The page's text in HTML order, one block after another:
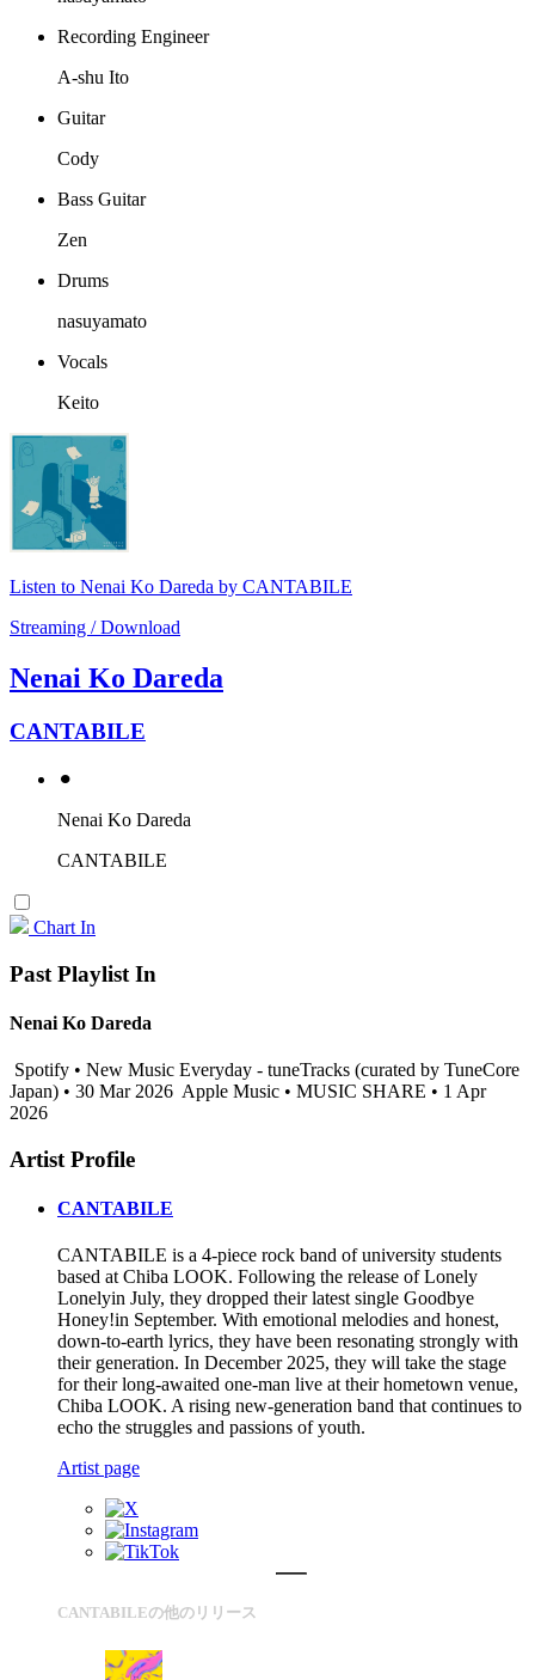
Recording Engineer
A-shu Ito
Guitar
Cody
Bass Guitar
Zen
Drums
nasuyamato
Vocals
Keito
Listen to Nenai Ko Dareda by CANTABILE
Streaming / Download
Nenai Ko Dareda
CANTABILE
⚫︎
Nenai Ko Dareda
CANTABILE
Chart In
Past Playlist In
Nenai Ko Dareda
Spotify • New Music Everyday - tuneTracks (curated by TuneCore
Japan) • 30 Mar 2026 Apple Music • MUSIC SHARE • 1 Apr
2026
Artist Profile
CANTABILE
CANTABILE is a 4-piece rock band of university students
based at Chiba LOOK. Following the release of Lonely
Lonelyin July, they dropped their latest single Goodbye
Honey!in September. With emotional melodies and honest,
down-to-earth lyrics, they have been resonating strongly with
their generation. In December 2025, they will take the stage
for their long-awaited one-man live at their hometown venue,
Chiba LOOK. A rising new-generation band that continues to
echo the struggles and passions of youth.
Artist page
CANTABILEの他のリリース